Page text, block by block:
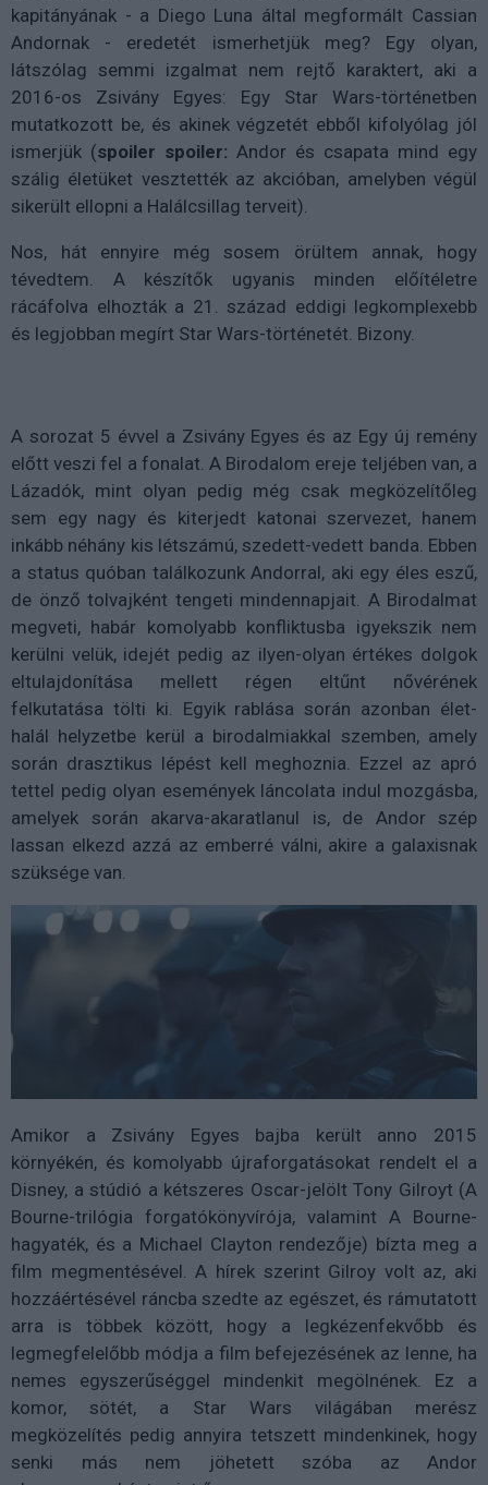
kapitányának - a Diego Luna által megformált Cassian
Andornak - eredetét ismerhetjük meg? Egy olyan,
látszólag semmi izgalmat nem rejtő karaktert, aki a
2016-os Zsivány Egyes: Egy Star Wars-történetben
mutatkozott be, és akinek végzetét ebből kifolyólag jól
ismerjük (spoiler spoiler: Andor és csapata mind egy
szálig életüket vesztették az akcióban, amelyben végül
sikerült ellopni a Halálcsillag terveit).
Nos, hát ennyire még sosem örültem annak, hogy
tévedtem. A készítők ugyanis minden előítéletre
rácáfolva elhozták a 21. század eddigi legkomplexebb
és legjobban megírt Star Wars-történetét. Bizony.
A sorozat 5 évvel a Zsivány Egyes és az Egy új remény
előtt veszi fel a fonalat. A Birodalom ereje teljében van, a
Lázadók, mint olyan pedig még csak megközelítőleg
sem egy nagy és kiterjedt katonai szervezet, hanem
inkább néhány kis létszámú, szedett-vedett banda. Ebben
a status quóban találkozunk Andorral, aki egy éles eszű,
de önző tolvajként tengeti mindennapjait. A Birodalmat
megveti, habár komolyabb konfliktusba igyekszik nem
kerülni velük, idejét pedig az ilyen-olyan értékes dolgok
eltulajdonítása mellett régen eltűnt nővérének
felkutatása tölti ki. Egyik rablása során azonban élet-
halál helyzetbe kerül a birodalmiakkal szemben, amely
során drasztikus lépést kell meghoznia. Ezzel az apró
tettel pedig olyan események láncolata indul mozgásba,
amelyek során akarva-akaratlanul is, de Andor szép
lassan elkezd azzá az emberré válni, akire a galaxisnak
szüksége van.
Amikor a Zsivány Egyes bajba került anno 2015
környékén, és komolyabb újraforgatásokat rendelt el a
Disney, a stúdió a kétszeres Oscar-jelölt Tony Gilroyt (A
Bourne-trilógia forgatókönyvírója, valamint A Bourne-
hagyaték, és a Michael Clayton rendezője) bízta meg a
film megmentésével. A hírek szerint Gilroy volt az, aki
hozzáértésével ráncba szedte az egészet, és rámutatott
arra is többek között, hogy a legkézenfekvőbb és
legmegfelelőbb módja a film befejezésének az lenne, ha
nemes egyszerűséggel mindenkit megölnének. Ez a
komor, sötét, a Star Wars világában merész
megközelítés pedig annyira tetszett mindenkinek, hogy
senki más nem jöhetett szóba az Andor